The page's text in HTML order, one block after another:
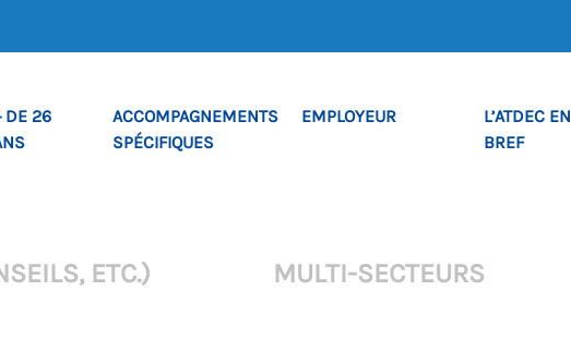
DE 26
ACCOMPAGNEMENTS
SPÉCIFIQUES
EMPLOYEUR
L’ATDEC EN
BREF
ETC.) MULTI-SECTEURS